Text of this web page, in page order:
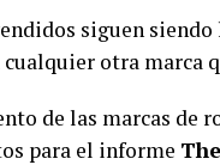
siguen
otra marca
de las marcas de
para el informe